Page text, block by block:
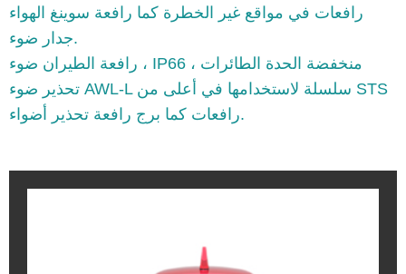
رافعات في مواقع غير الخطرة كما رافعة سوينغ الهواء
جدار ضوء.
رافعة الطيران ضوء ، IP66 ، منخفضة الحدة الطائرات
تحذير ضوء AWL-L سلسلة لاستخدامها في أعلى من STS
رافعات كما برج رافعة تحذير أضواء.